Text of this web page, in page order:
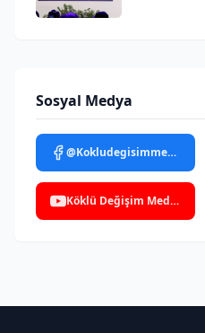
Sosyal Medya
@Kokludegisimmedya
Köklü Değişim Medya